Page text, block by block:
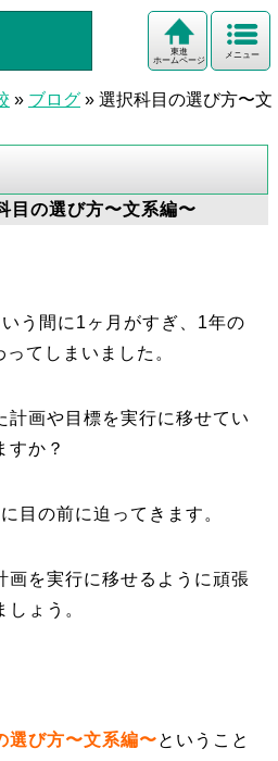
メニュー
東進
ホームページ
» ブログ » 選択科目の選び方〜文
の選び方〜文系編〜
う間に1ヶ月がすぎ、1年の
てしまいました。
計画や目標を実行に移せてい
すか？
目の前に迫ってきます。
画を実行に移せるように頑張
しょう。
選び方〜文系編〜ということ